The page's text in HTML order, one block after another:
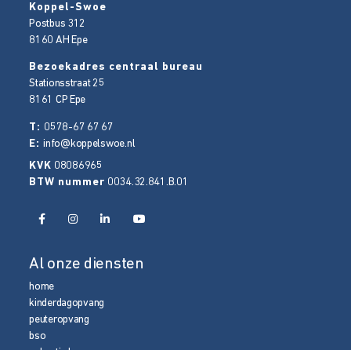
Koppel-Swoe
Postbus 312
8160 AH Epe
Bezoekadres centraal bureau
Stationsstraat 25
8161 CPEpe
T: 0578-67 67 67
E:info@koppelswoe.nl
KVK 08086965
BTW nummer 0034.32.841.B.01
Al onze diensten
home
kinderdagopvang
peuteropvang
bso